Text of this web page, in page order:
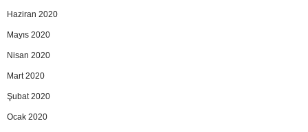
Haziran 2020
Mayıs 2020
Nisan 2020
Mart 2020
Şubat 2020
Ocak 2020